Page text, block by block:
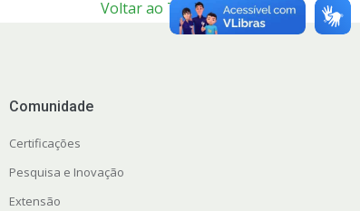
Voltar ao Topo
Comunidade
Certificações
Pesquisa e Inovação
Extensão